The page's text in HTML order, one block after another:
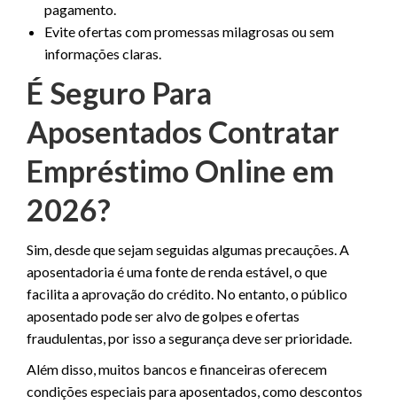
pagamento.
Evite ofertas com promessas milagrosas ou sem
informações claras.
É Seguro Para
Aposentados Contratar
Empréstimo Online em
2026?
Sim, desde que sejam seguidas algumas precauções. A
aposentadoria é uma fonte de renda estável, o que
facilita a aprovação do crédito. No entanto, o público
aposentado pode ser alvo de golpes e ofertas
fraudulentas, por isso a segurança deve ser prioridade.
Além disso, muitos bancos e financeiras oferecem
condições especiais para aposentados, como descontos